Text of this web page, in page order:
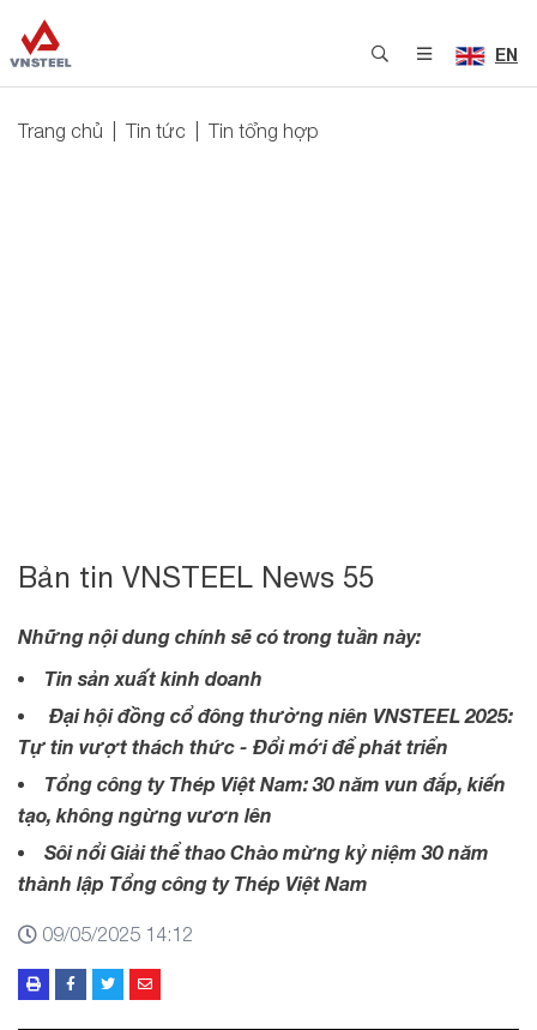
EN
Trang chủ Tin tức Tin tổng hợp
Bản tin VNSTEEL News 55
Những nội dung chính sẽ có trong tuần này:
Tin sản xuất kinh doanh
Đại hội đồng cổ đông thường niên VNSTEEL 2025:
Tự tin vượt thách thức - Đổi mới để phát triển
Tổng công ty Thép Việt Nam: 30 năm vun đắp, kiến
tạo, không ngừng vươn lên
Sôi nổi Giải thể thao Chào mừng kỷ niệm 30 năm
thành lập Tổng công ty Thép Việt Nam
09/05/2025 14:12